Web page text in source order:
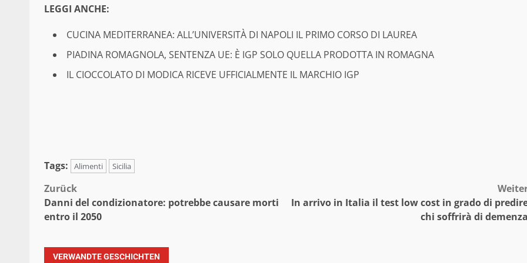
LEGGI ANCHE:
CUCINA MEDITERRANEA: ALL’UNIVERSITÀ DI NAPOLI IL PRIMO CORSO DI LAUREA
PIADINA ROMAGNOLA, SENTENZA UE: È IGP SOLO QUELLA PRODOTTA IN ROMAGNA
IL CIOCCOLATO DI MODICA RICEVE UFFICIALMENTE IL MARCHIO IGP
Tags: Alimenti Sicilia
Beitragsnavigation
Zurück
Danni del condizionatore: potrebbe causare morti
entro il 2050
In arrivo in Italia il test low cost in grado di
chi soffrirà di demenza
VERWANDTE GESCHICHTEN